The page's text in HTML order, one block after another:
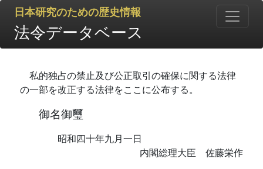
日本研究のための歴史情報
法令データベース
私的独占の禁止及び公正取引の確保に関する法律
の一部を改正する法律をここに公布する。
御名御璽
昭和四十年九月一日
内閣総理大臣 佐藤栄作